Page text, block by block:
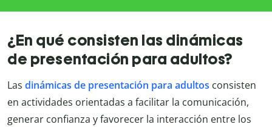
¿En qué consisten las dinámicas
de presentación para adultos?
Las dinámicas de presentación para adultos consisten
en actividades orientadas a facilitar la comunicación,
generar confianza y favorecer la interacción entre los